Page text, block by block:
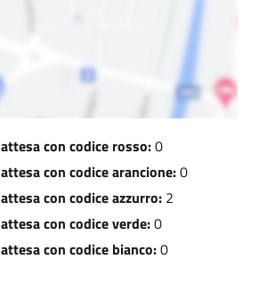
con codice rosso:0
con codice arancione:0
con codice azzurro: 2
con codice verde:0
con codice bianco:0